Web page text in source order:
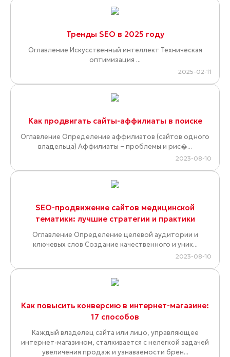
Тренды SEO в 2025 году
Оглавление Искусственный интеллект Техническая
оптимизация ...
2025-02-11
Как продвигать сайты-аффилиаты в поиске
Оглавление Определение аффилиатов (сайтов одного
владельца) Аффилиаты – проблемы и рис�...
2023-08-10
SEO-продвижение сайтов медицинской
тематики: лучшие стратегии и практики
Оглавление Определение целевой аудитории и
ключевых слов Создание качественного и уник...
2023-08-10
Как повысить конверсию в интернет-магазине:
17 способов
Каждый владелец сайта или лицо, управляющее
интернет-магазином, сталкивается с нелегкой задачей
увеличения продаж и узнаваемости брен...